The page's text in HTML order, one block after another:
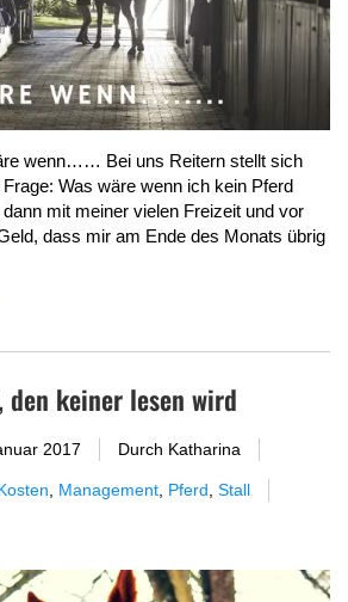
wenn…… Bei uns Reitern stellt sich
Was wäre wenn ich kein Pferd
mit meiner vielen Freizeit und vor
dass mir am Ende des Monats übrig
den keiner lesen wird
2017 Durch Katharina
Management Pferd Stall